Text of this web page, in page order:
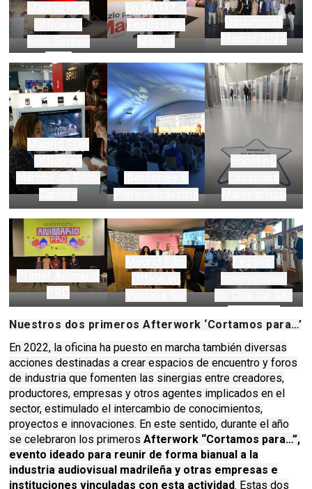
Office en
Fitur Screen
Documenta
Office en
Platino Industria
Shooting
Locations
Primer Animario
PRO
Madrid Film
Ventana Sur
Festival
de Cine de San
Nuestros dos primeros Afterwork ‘Cortamos para…’
En 2022, la oficina ha puesto en marcha también diversas
acciones destinadas a crear espacios de encuentro y foros
de industria que fomenten las sinergias entre creadores,
productores, empresas y otros agentes implicados en el
sector, estimulado el intercambio de conocimientos,
proyectos e innovaciones. En este sentido, durante el año
se celebraron los primerosAfterwork “Cortamos para…”,
evento ideado para reunir de forma bianual a la
industria audiovisual madrileña y otras empresas e
instituciones vinculadas con esta actividad. Estas dos